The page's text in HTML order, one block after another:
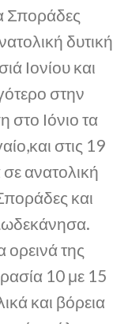
Σποράδες
δυτική
Ιονίου και
στην
στο Ιόνιο τα
στις 19
ανατολική
και
ορεινά της
10 με 15
και βόρεια